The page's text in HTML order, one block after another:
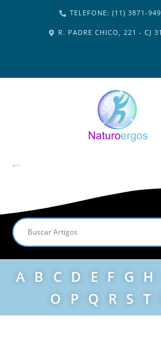
TELEFONE: (11) 3871-
R. PADRE CHICO, 221 - CJ
A B C D E F G H
O
P Q R S T